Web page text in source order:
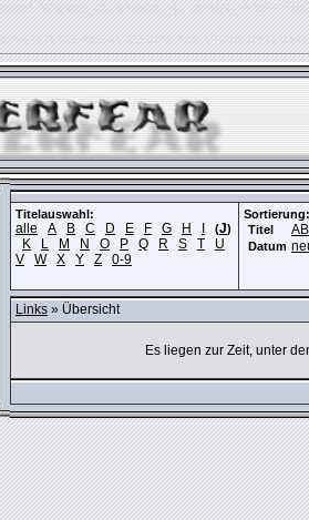
session_url, session_ip, session_expire
is marked as crashed and should be
Titelauswahl:
alle A B C D E F G H (J)
K L M N O P Q R S T
U
V
W X Y Z 0-9
Sortierung:
Titel
Datum
Links » Übersicht
Es liegen zur Zeit, unter